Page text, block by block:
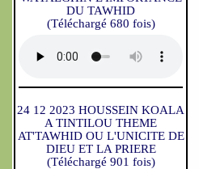
DU TAWHID
(Téléchargé 680 fois)
24 12 2023 HOUSSEIN KOALA
A TINTILOU THEME
AT'TAWHID OU L'UNICITE DE
DIEU ET LA PRIERE
(Téléchargé 901 fois)